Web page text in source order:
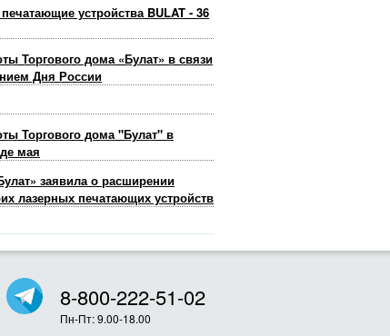
устройства BULAT - 36
Торгового дома «Булат» в связи
Дня России
Торгового дома "Булат" в
мая
заявила о расширении
лазерных печатающих устройств
8-800-222-51-02
Пн-Пт: 9.00-18.00